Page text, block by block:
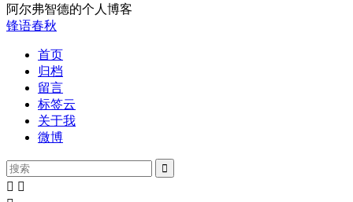
阿尔弗智德的个人博客
锋语春秋
首页
归档
留言
标签云
关于我
微博

 